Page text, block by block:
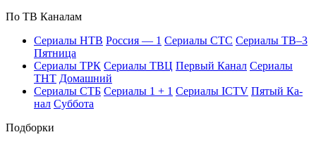
По ТВ Ка­на­лам
Се­риа­лы НТВ Рос­сия — 1 Се­риа­лы СТС Се­риа­лы ТВ–3
Пят­ни­ца
Се­риа­лы ТРК Се­риа­лы ТВЦ Пер­вый Ка­нал Се­риа­лы
ТНТ До­маш­ний
Се­риа­лы СТБ Се­риа­лы 1 + 1 Се­риа­лы ICTV Пя­тый Ка­
нал Суб­бо­та
Подборки